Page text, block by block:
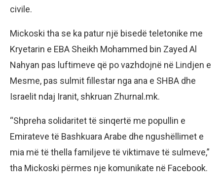
civile.
Mickoski tha se ka patur një bisedë teletonike me
Kryetarin e EBA Sheikh Mohammed bin Zayed Al
Nahyan pas luftimeve që po vazhdojnë në Lindjen e
Mesme, pas sulmit fillestar nga ana e SHBA dhe
Israelit ndaj Iranit, shkruan Zhurnal.mk.
“Shpreha solidaritet të sinqertë me popullin e
Emirateve të Bashkuara Arabe dhe ngushëllimet e
mia më të thella familjeve të viktimave të sulmeve,”
tha Mickoski përmes nje komunikate në Facebook.